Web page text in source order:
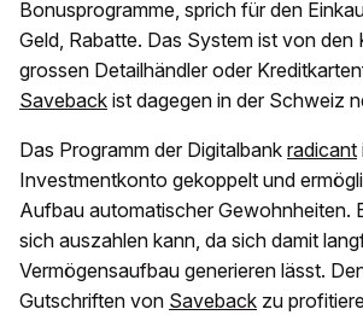
Bonusprogramme, sprich für den
Geld, Rabatte. Das System ist von den
grossen Detailhändler oder
Saveback ist dagegen in der Schweiz
Das Programm der Digitalbank radicant
Investmentkonto gekoppelt und
Aufbau automatischer Gewohnheiten.
sich auszahlen kann, da sich damit
Vermögensaufbau generieren lässt.
Gutschriften von Saveback zu